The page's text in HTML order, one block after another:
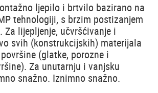
ljepilo i brtvilo bazirano na
tehnologiji, s brzim postizanjem
Za lijepljenje, učvršćivanje i
svih (konstrukcijskih) materijala
(glatke, porozne i
Za unutarnju i vanjsku
snažno. Iznimno snažno.